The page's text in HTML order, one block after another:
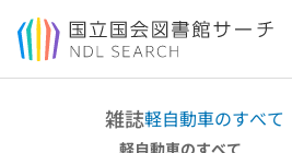
本文へ移動
雑誌軽自動車のすべて
軽自動車のすべて